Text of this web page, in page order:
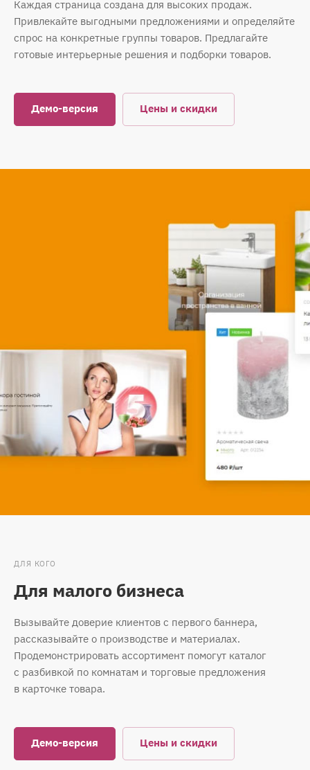
Каждая страница создана для высоких продаж.
Привлекайте выгодными предложениями и определяйте
спрос на конкретные группы товаров. Предлагайте
готовые интерьерные решения и подборки товаров.
Демо-версия Цены и скидки
ДЛЯ КОГО
Для малого бизнеса
Вызывайте доверие клиентов с первого баннера,
рассказывайте о производстве и материалах.
Продемонстрировать ассортимент помогут каталог
с разбивкой по комнатам и торговые предложения
в карточке товара.
Демо-версия Цены и скидки